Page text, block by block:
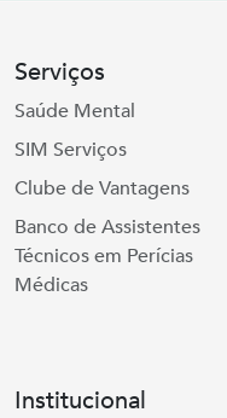
Serviços
Saúde Mental
SIM Serviços
Clube de Vantagens
Banco de Assistentes
Técnicos em Perícias
Médicas
Institucional